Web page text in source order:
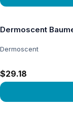
Dermoscent
Dermoscent
$29.18